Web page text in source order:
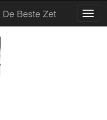
Beste Zet